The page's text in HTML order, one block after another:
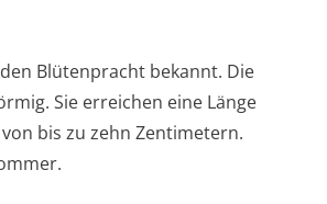
Blütenpracht bekannt. Die
Sie erreichen eine Länge
bis zu zehn Zentimetern.